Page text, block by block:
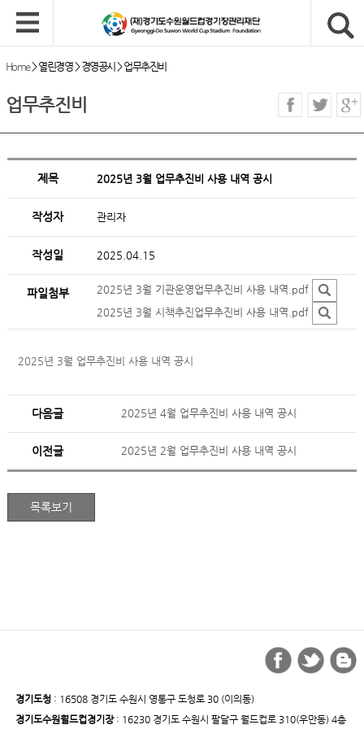
Home>열린경영>경영공시 >업무추진비
업무추진비
제목 2025년 3월 업무추진비 사용 내역 공시
작성자 관리자
작성일 2025.04.15
파일첨부
2025년 3월 기관운영업무추진비 사용 내역.pdf
2025년 3월 시책추진업무추진비 사용 내역.pdf
2025년 3월 업무추진비 사용 내역 공시
다음글 2025년 4월 업무추진비 사용 내역 공시
이전글 2025년 2월 업무추진비 사용 내역 공시
경기도청: 16508 경기도 수원시 영통구 도청로 30 (이의동)
경기도수원월드컵경기장: 16230 경기도 수원시 팔달구 월드컵로 310(우만동) 4층